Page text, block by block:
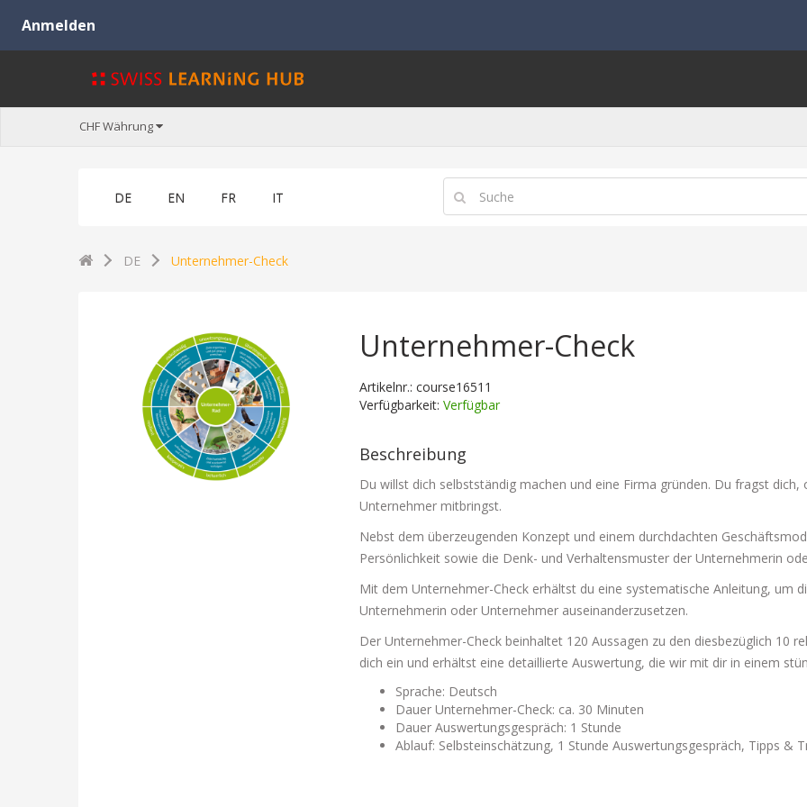
CHFWährung
DE EN FR IT
DE Unternehmer-Check
Unternehmer-Check
Artikelnr.: course16511
Verfügbarkeit: Verfügbar
Beschreibung
Du willst dich selbstständig machen und eine Firma gründen. Du fragst
Unternehmer mitbringst.
Nebst dem überzeugenden Konzept und einem durchdachten
Persönlichkeit sowie die Denk- und Verhaltensmuster der Unternehmerin
Mit dem Unternehmer-Check erhältst du eine systematische Anleitung, um
Unternehmerin oder Unternehmer auseinanderzusetzen.
Der Unternehmer-Check beinhaltet 120 Aussagen zu den diesbezüglich 10
dich ein und erhältst eine detaillierte Auswertung, die wir mit dir in einem
Sprache: Deutsch
Dauer Unternehmer-Check: ca. 30 Minuten
Dauer Auswertungsgespräch: 1 Stunde
Ablauf: Selbsteinschätzung, 1 Stunde Auswertungsgespräch, Tipps &